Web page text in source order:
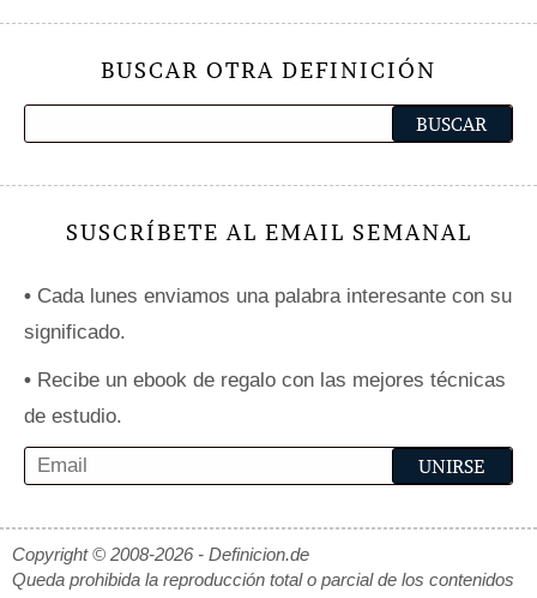
BUSCAR OTRA DEFINICIÓN
SUSCRÍBETE AL EMAIL SEMANAL
• Cada lunes enviamos una palabra interesante con su
significado.
• Recibe un ebook de regalo con las mejores técnicas
de estudio.
Copyright © 2008-2026 - Definicion.de
Queda prohibida la reproducción total o parcial de los contenidos